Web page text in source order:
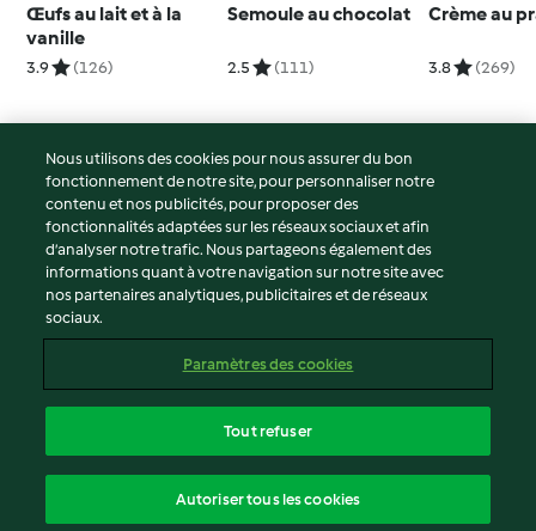
Œufs au lait et à la
vanille
3.9 (126)
Semoule au chocolat
2.5 (111)
Crème au
3.8 (269)
© Copyright 2026
Conditions d'utilisation
Politique de confidentialité
Non-responsabilité
Mentions légales
Contenu du rapport
Déclaration d'accessibilité
Nous utilisons des cookies pour nous assurer du bon
fonctionnement de notre site, pour personnaliser notre
contenu et nos publicités, pour proposer des
fonctionnalités adaptées sur les réseaux sociaux et afin
d’analyser notre trafic. Nous partageons également des
informations quant à votre navigation sur notre site avec
nos partenaires analytiques, publicitaires et de réseaux
sociaux.
Paramètres des cookies
Tout refuser
Autoriser tous les cookies